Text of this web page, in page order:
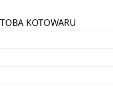
KOTOWARU